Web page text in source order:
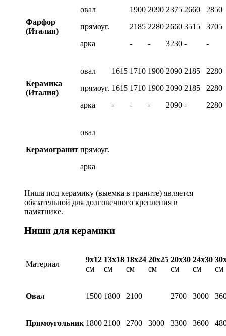
Фарфор
(Италия)
овал
прямоуг.
арка
1900
2185
-
2090
2280
-
2375
2660
3230
2660
3515
-
2850
3705
-
Керамика
(Италия)
овал
прямоуг.
арка
1615
1615
-
1710
1710
-
1900
1900
-
2090
2090
2090
2185
2185
-
2280
2280
2280
Керамогранит
овал
прямоуг.
арка
Ниша под керамику (выемка в граните) является
обязательной для долговечного крепления в
памятнике.
Ниши для керамики
Материал
9х12
см
13х18
см
18х24
см
20х25
см
20х30
см
24х30
см
см
Овал 1500 1800 2100 2700 3000
Прямоугольник 1800 2100 2700 3000 3300 3600